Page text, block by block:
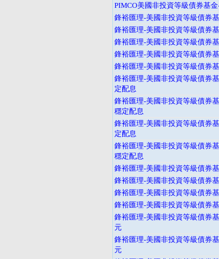
PIMCO美國非投資等級債券基
鋒裕匯理-美國非投資等級債券
鋒裕匯理-美國非投資等級債券
鋒裕匯理-美國非投資等級債券
鋒裕匯理-美國非投資等級債券
鋒裕匯理-美國非投資等級債券
鋒裕匯理-美國非投資等級債券
定配息
鋒裕匯理-美國非投資等級債券
穩定配息
鋒裕匯理-美國非投資等級債券
定配息
鋒裕匯理-美國非投資等級債券
穩定配息
鋒裕匯理-美國非投資等級債券
鋒裕匯理-美國非投資等級債券
鋒裕匯理-美國非投資等級債券
鋒裕匯理-美國非投資等級債券
鋒裕匯理-美國非投資等級債券
元
鋒裕匯理-美國非投資等級債券
元